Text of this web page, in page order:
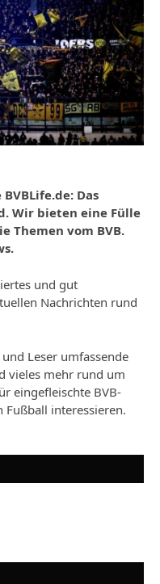
Das
Wir bieten eine Fülle
Themen vom BVB.
und gut
Nachrichten rund
Leser umfassende
vieles mehr rund um
eingefleischte BVB-
Fußball interessieren.